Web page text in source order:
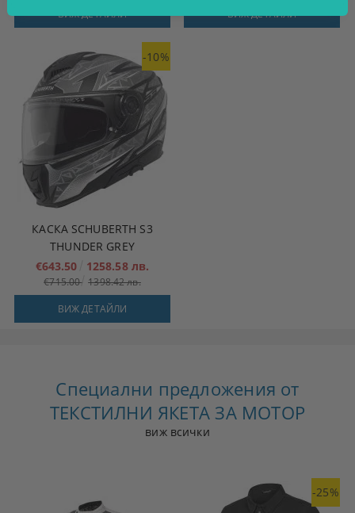
ВИЖ ДЕТАЙЛИ ВИЖ ДЕТАЙЛИ
-10%
КАСКА SCHUBERTH S3
THUNDER GREY
€643.50
1258.58 лв.
€715.00 1398.42 лв.
ВИЖ ДЕТАЙЛИ
Специални предложения от
ТЕКСТИЛНИ ЯКЕТА ЗА МОТОР
виж всички
-25%